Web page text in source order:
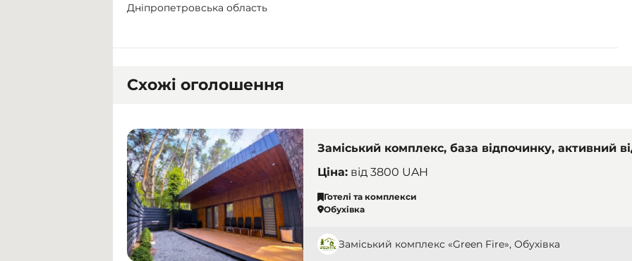
Дніпропетровська область
Схожі оголошення
Заміський комплекс, база відпочинку, активний
Ціна: від 3800 UAH
Готелі та комплекси
Обухівка
Заміський комплекс «Green Fire», Обухівка